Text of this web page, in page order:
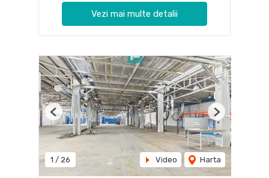
Vezi mai multe detalii
1 / 26 Video Harta
Previous Next